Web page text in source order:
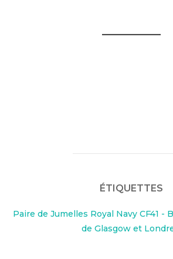
ÉTIQUETTES
Paire de Jumelles Royal Navy CF41 -
de Glasgow et